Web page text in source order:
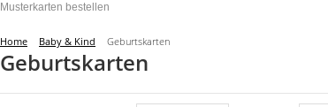
Musterkarten bestellen
Home Baby & Kind Geburtskarten
Geburtskarten